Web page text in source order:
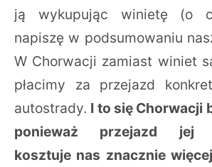
ją wykupując winietę (o
napiszę w podsumowaniu
W Chorwacji zamiast winiet
płacimy za przejazd
autostrady. I to się Chorwacji
ponieważ przejazd jej
kosztuje nas znacznie